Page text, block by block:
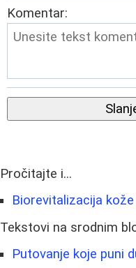
Komentar:
Pročitajte i...
Biorevitalizacija
Tekstovi na srodnim
Putovanje koje puni